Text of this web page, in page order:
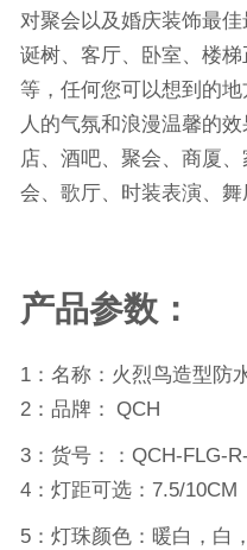
对聚会以及婚庆装饰最
诞树、客厅、卧室、楼
等，任何您可以想到的
人的气氛和浪漫温馨的
店、酒吧、聚会、商厦
会、歌厅、时装表演、舞
产品参数：
1：名称： 火烈鸟造型防
2：品牌 ： QCH
3：货号： ： QCH-FLG-
4：灯距可选：7.5/10CM
5：灯珠颜色：暖白，白